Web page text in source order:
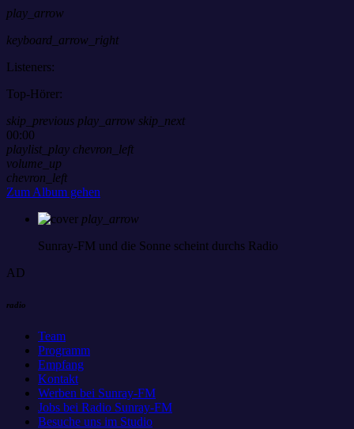
play_arrow
keyboard_arrow_right
Listeners:
Top-Hörer:
skip_previous play_arrow skip_next
00:00
playlist_play chevron_left
volume_up
chevron_left
Zum Album gehen
play_arrow
Sunray-FM und die Sonne scheint durchs Radio
AD
radio
Team
Programm
Empfang
Kontakt
Werben bei Sunray-FM
Jobs bei Radio Sunray-FM
Besuche uns im Studio